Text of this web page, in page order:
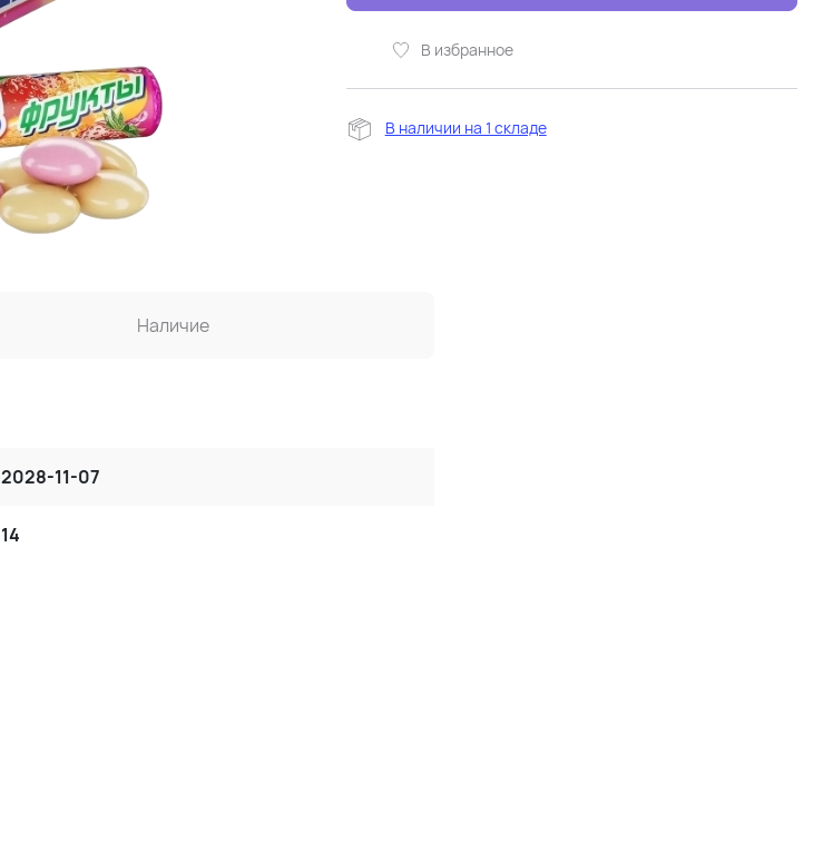
В избранное
В наличии на 1 складе
Наличие
2028-11-07
14